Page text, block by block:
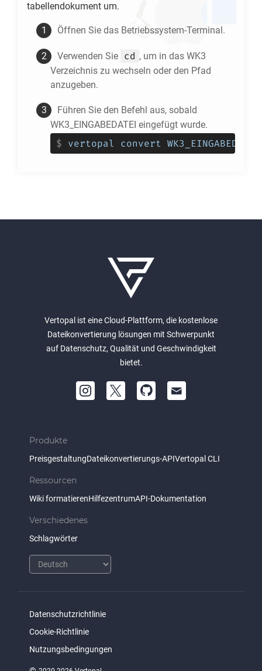
tabellendokument um.
Öffnen Sie das Betriebssystem-Terminal.
Verwenden Sie cd , um in das WK3
Verzeichnis zu wechseln oder den Pfad
anzugeben.
Führen Sie den Befehl aus, sobald
WK3_EINGABEDATEI eingefügt wurde.
$ vertopal convert
Vertopal ist eine Cloud-Plattform, die kostenlose
Dateikonvertierung lösungen mit Schwerpunkt
auf Datenschutz, Qualität und Geschwindigkeit
bietet.
Produkte
PreisgestaltungDateikonvertierungs-APIVertopal CLI
Ressourcen
Wiki formatierenHilfezentrumAPI-Dokumentation
Verschiedenes
Schlagwörter
Datenschutzrichtlinie
Cookie-Richtlinie
Nutzungsbedingungen